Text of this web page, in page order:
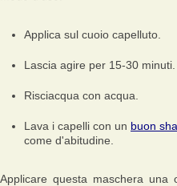
Applica sul cuoio capelluto.
Lascia agire per 15-30 minuti.
Risciacqua con acqua.
Lava i capelli con un buon
come d'abitudine.
Applicare questa maschera